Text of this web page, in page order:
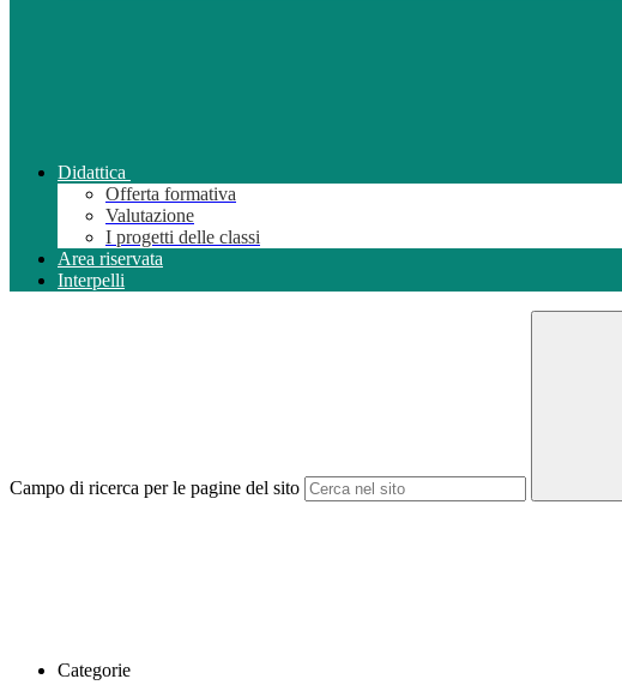
Didattica
Offerta formativa
Valutazione
I progetti delle classi
Area riservata
Interpelli
Campo di ricerca per le pagine del sito
Categorie